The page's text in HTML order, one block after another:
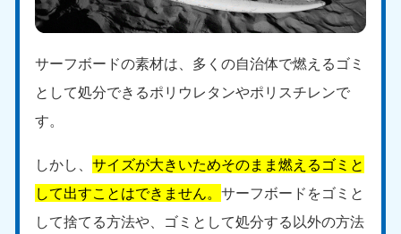
サーフボードの素材は、多くの自治体で燃えるゴミ
として処分できるポリウレタンやポリスチレンで
す。
しかし、サイズが大きいためそのまま燃えるゴミと
して出すことはできません。サーフボードをゴミと
して捨てる方法や、ゴミとして処分する以外の方法